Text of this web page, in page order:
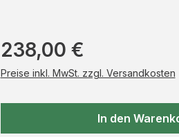
238,00 €
Preise inkl. MwSt. zzgl. Versandkosten
In den